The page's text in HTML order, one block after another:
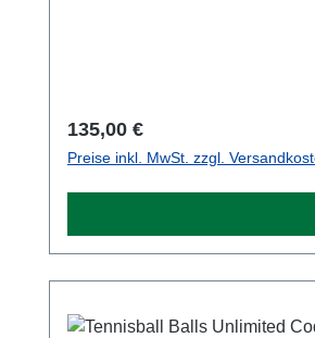
Regulärer Preis:
135,00 €
Preise inkl. MwSt. zzgl.